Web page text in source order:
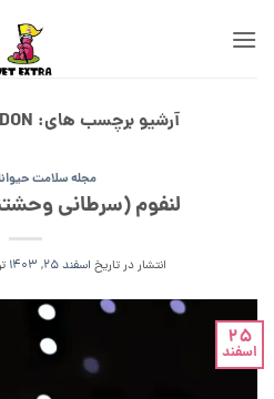
آرشیو برچسب های:
مجله سلامت
لنفوم (سرطانی
انتشار در تاریخ اسفند 25, 1403
25
اسفند